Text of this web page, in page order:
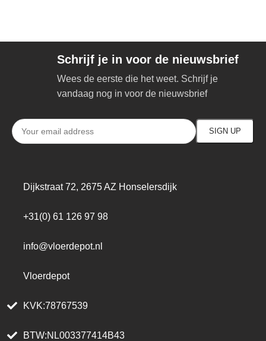
Schrijf je in voor de nieuwsbrief
Wees de eerste die het weet. Schrijf je
vandaag nog in voor de nieuwsbrief
Dijkstraat 72, 2675 AZ Honselersdijk
+31(0) 61 126 97 98
info@vloerdepot.nl
Vloerdepot
KVK:78767539
BTW:NL003377414B43